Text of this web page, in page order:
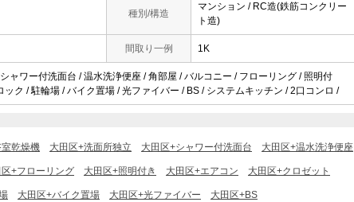
種別/構造
マンション / RC造(鉄筋コンクリー
ト造)
間取り一例 1K
ャワー付洗面台 / 温水洗浄便座 / 角部屋 / バルコニー / フローリング / 照明付
ク / 駐輪場 / バイク置場 / 光ファイバー / BS / システムキッチン / 2口コンロ /
乾燥機 大田区+洗面所独立 大田区+シャワー付洗面台 大田区+温水洗浄便座
区+フローリング 大田区+照明付き 大田区+エアコン 大田区+クロゼット
大田区+バイク置場 大田区+光ファイバー 大田区+BS